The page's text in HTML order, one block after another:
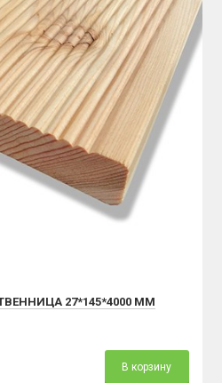
27*145*4000 ММ
В корзину